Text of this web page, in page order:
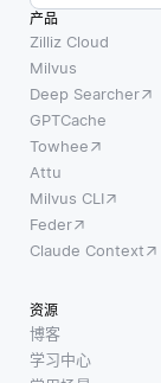
产品
Zilliz Cloud
Milvus
Deep Searcher
GPTCache
Towhee
Attu
Milvus CLI
Feder
Claude Context
资源
博客
学习中心